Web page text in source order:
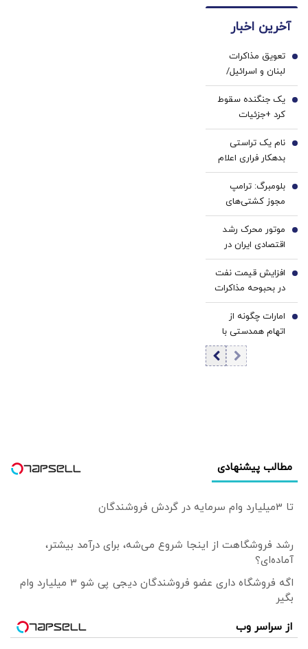
بازار
شد
پزشکی
سفید
کننده
خانگی
(تخفیف
امشب)
آخرین اخبار
تعویق مذاکرات
لبنان و اسرائیل/
ماجرا چه بود؟
1
یک جنگنده سقوط
کرد +جزئیات
2
نام یک تراستی
بدهکار فراری اعلام
شد | یک دهه
شصتی 40 نفتکش
میلیون بشکه نفت
سفارش فروش
گرفته
3
بلومبرگ: ترامپ
مجوز کشتی‌های
خارجی برای حمل
نفت در آمریکا را
تمدید کرد
4
موتور محرک رشد
اقتصادی ایران در
حال خاموش شدن
است | روند
سرمایه‌گذاری در
دولت‌های روحانی،
رئیسی و پزشکیان |
رشد سرمایه‌گذاری
در دولت چهاردهم
5
افزایش قیمت نفت
در بحبوحه مذاکرات
برای بازگشایی تنگه
هرمز
6
امارات چگونه از
اتهام همدستی با
تروریسم به متحد
راهبردی آمریکا
7
مطالب پیشنهادی
تا 3میلیارد وام سرمایه در گردش فروشندگان
رشد فروشگاهت از اینجا شروع می‌شه، برای درآمد بیشتر،
آماده‌ای؟
اگه فروشگاه داری عضو فروشندگان دیجی پی شو 3 میلیارد وام
بگیر
از سراسر وب